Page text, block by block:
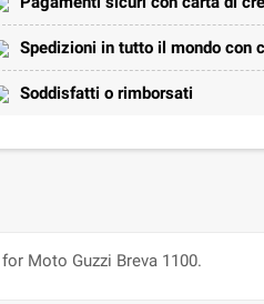
Spedizioni in tutto il mondo con
Soddisfatti o rimborsati
Moto Guzzi Breva 1100.